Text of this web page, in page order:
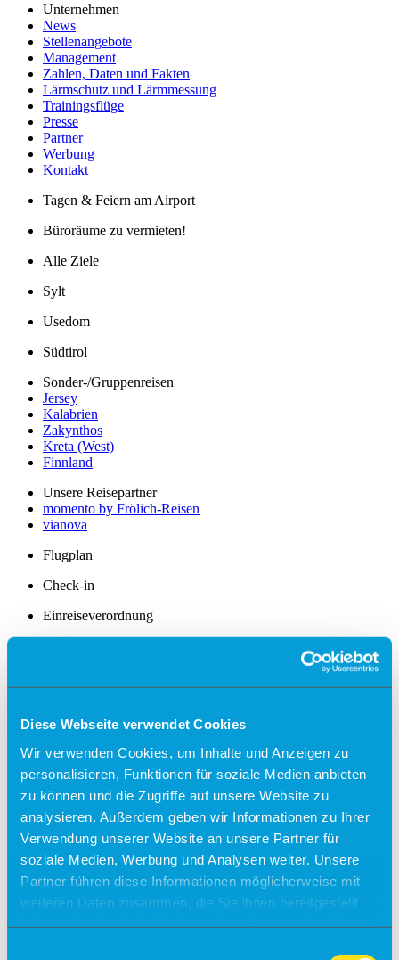
Diese Webseite verwendet Cookies
Wir verwenden Cookies, um Inhalte und Anzeigen zu
personalisieren, Funktionen für soziale Medien anbieten
zu können und die Zugriffe auf unsere Website zu
analysieren. Außerdem geben wir Informationen zu Ihrer
Verwendung unserer Website an unsere Partner für
soziale Medien, Werbung und Analysen weiter. Unsere
Partner führen diese Informationen möglicherweise mit
weiteren Daten zusammen, die Sie ihnen bereitgestellt
Unternehmen
News
Stellenangebote
Management
Zahlen, Daten und Fakten
Lärmschutz und Lärmmessung
Trainingsflüge
Presse
Partner
Werbung
Kontakt
Tagen & Feiern am Airport
Büroräume zu vermieten!
Alle Ziele
Sylt
Usedom
Südtirol
Sonder-/Gruppenreisen
Jersey
Kalabrien
Zakynthos
Kreta (West)
Finnland
Unsere Reisepartner
momento by Frölich-Reisen
vianova
Flugplan
Check-in
Einreiseverordnung
Allgemein
Sicherheit
Tiere
Gastronomie & Shops
Free Wifi